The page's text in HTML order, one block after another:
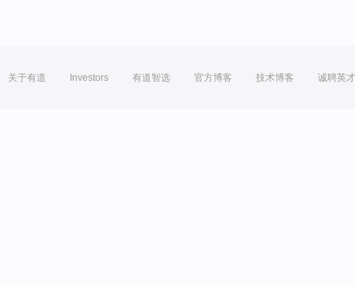
关于有道 Investors 有道智选 官方博客 技术博客 诚聘英才